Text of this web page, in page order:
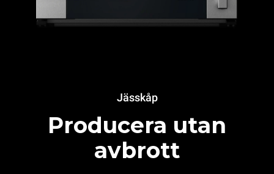
Jässkåp
Producera utan
avbrott